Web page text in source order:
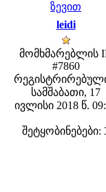
ზევით
leidi
მომხმარებლის
#7860
სამშაბათი, 17
ივლისი 2018 წ.
შეტყობინებები: